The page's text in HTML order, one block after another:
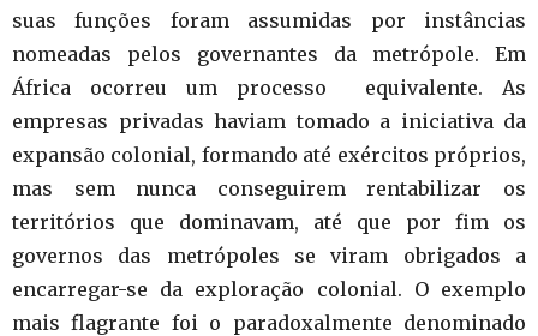
suas funções foram assumidas por instâncias
nomeadas pelos governantes da metrópole. Em
África ocorreu um processo equivalente. As
empresas privadas haviam tomado a iniciativa da
expansão colonial, formando até exércitos próprios,
mas sem nunca conseguirem rentabilizar os
territórios que dominavam, até que por fim os
governos das metrópoles se viram obrigados a
encarregar-se da exploração colonial. O exemplo
mais flagrante foi o paradoxalmente denominado